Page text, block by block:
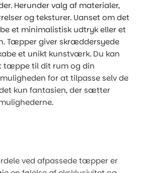
Herunder valg af materialer,
og teksturer. Uanset om det
et minimalistisk udtryk eller et
Tæpper giver skræddersyede
et unikt kunstværk. Du kan
tæppe til dit rum og din
for at tilpasse selv de
kun fantasien, der sætter
ved afpassede tæpper er